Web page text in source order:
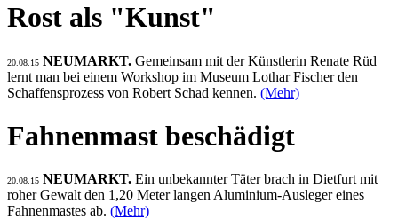
Rost als "Kunst"
20.08.15 NEUMARKT. Gemeinsam mit der Künstlerin Renate Rüd
lernt man bei einem Workshop im Museum Lothar Fischer den
Schaffensprozess von Robert Schad kennen. (Mehr)
Fahnenmast beschädigt
20.08.15 NEUMARKT. Ein unbekannter Täter brach in Dietfurt mit
roher Gewalt den 1,20 Meter langen Aluminium-Ausleger eines
Fahnenmastes ab. (Mehr)